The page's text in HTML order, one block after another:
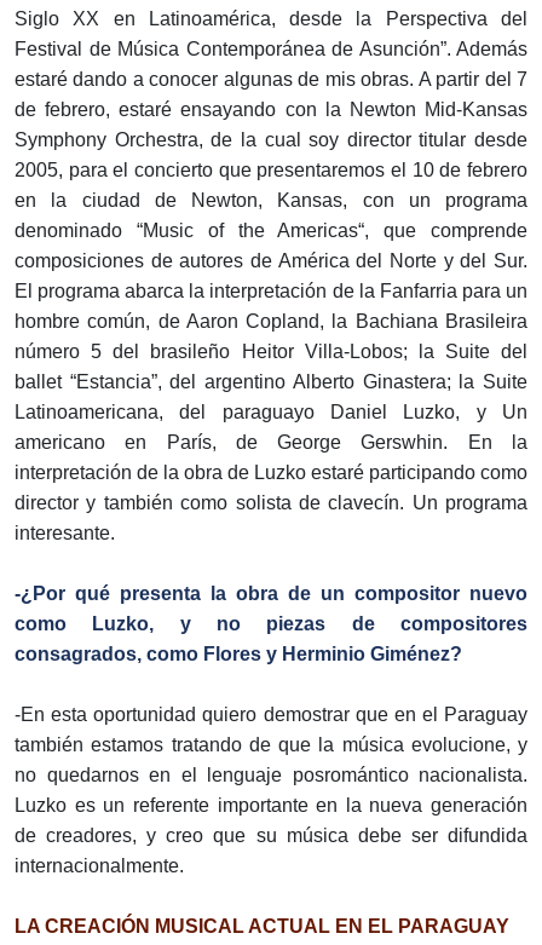
Siglo XX en Latinoamérica, desde la Perspectiva del
Festival de Música Contemporánea de Asunción”. Además
estaré dando a conocer algunas de mis obras. A partir del 7
de febrero, estaré ensayando con la Newton Mid-Kansas
Symphony Orchestra, de la cual soy director titular desde
2005, para el concierto que presentaremos el 10 de febrero
en la ciudad de Newton, Kansas, con un programa
denominado “Music of the Americas“, que comprende
composiciones de autores de América del Norte y del Sur.
El programa abarca la interpretación de la Fanfarria para un
hombre común, de Aaron Copland, la Bachiana Brasileira
número 5 del brasileño Heitor Villa-Lobos; la Suite del
ballet “Estancia”, del argentino Alberto Ginastera; la Suite
Latinoamericana, del paraguayo Daniel Luzko, y Un
americano en París, de George Gerswhin. En la
interpretación de la obra de Luzko estaré participando como
director y también como solista de clavecín. Un programa
interesante.
-¿Por qué presenta la obra de un compositor nuevo
como Luzko, y no piezas de compositores
consagrados, como Flores y Herminio Giménez?
-En esta oportunidad quiero demostrar que en el Paraguay
también estamos tratando de que la música evolucione, y
no quedarnos en el lenguaje posromántico nacionalista.
Luzko es un referente importante en la nueva generación
de creadores, y creo que su música debe ser difundida
internacionalmente.
LA CREACIÓN MUSICAL ACTUAL EN EL PARAGUAY